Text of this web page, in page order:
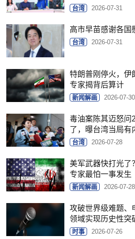
台湾 2026-07-31
高市早苗感谢各国
台湾 2026-07-31
特朗普刚停火，伊
专家揭背后算计
新闻解画 2026-07-30
毒油案陈其迈怒问
了，曝台湾当局有
台湾 2026-07-28
美军武器快打光了
专家最怕一事发生
新闻解画 2026-07-28
攻破世界级难题、
领域实现历史性突
时事 2026-07-26